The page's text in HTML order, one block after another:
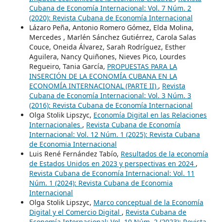
Cubana de Economía Internacional: Vol. 7 Núm. 2
(2020): Revista Cubana de Economía Internacional
Lázaro Peña, Antonio Romero Gómez, Elda Molina,
Mercedes , Marlén Sánchez Gutiérrez, Carola Salas
Couce, Oneida Álvarez, Sarah Rodríguez, Esther
Aguilera, Nancy Quiñones, Nieves Pico, Lourdes
Regueiro, Tania García, PROPUESTAS PARA LA
INSERCIÓN DE LA ECONOMÍA CUBANA EN LA
ECONOMÍA INTERNACIONAL (PARTE II) , Revista
Cubana de Economía Internacional: Vol. 3 Núm. 3
(2016): Revista Cubana de Economía Internacional
Olga Stolik Lipszyc, Economía Digital en las Relaciones
Internacionales , Revista Cubana de Economía
Internacional: Vol. 12 Núm. 1 (2025): Revista Cubana
de Economia Internacional
Luis René Fernández Tabío, Resultados de la economía
de Estados Unidos en 2023 y perspectivas en 2024 ,
Revista Cubana de Economía Internacional: Vol. 11
Núm. 1 (2024): Revista Cubana de Economia
Internacional
Olga Stolik Lipszyc, Marco conceptual de la Economía
Digital y el Comercio Digital , Revista Cubana de